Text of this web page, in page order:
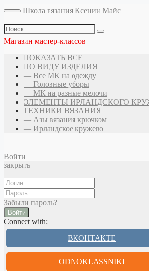
Школа вязания Ксении Майс
Магазин мастер-классов
ПОКАЗАТЬ ВСЕ
ПО ВИДУ ИЗДЕЛИЯ
— Все МК на одежду
— Головные уборы
— МК на разные мелочи
ЭЛЕМЕНТЫ ИРЛАНДСКОГО
ТЕХНИКИ ВЯЗАНИЯ
— Азы вязания крючком
— Ирландское кружево
Войти
закрыть
Забыли пароль?
Войти
Connect with:
ВКОНТАКТЕ
ODNOKLASSNIKI